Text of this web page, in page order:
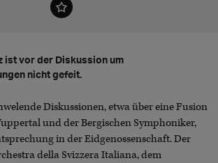
ist vor der Diskussion um
nicht gefeit.
Diskussionen, etwa über eine Fusion
und der Bergischen Symphoniker,
in der Eidgenossenschaft. Der
della Svizzera Italiana, dem